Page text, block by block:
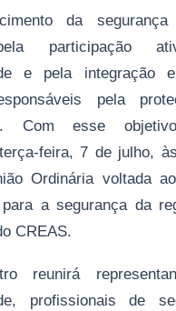
da segurança
participação
e pela integração
​​pela
Com esse
feira, 7 de julho,
Ordinária voltada
a segurança da
CREAS.
reunirá
profissionais de